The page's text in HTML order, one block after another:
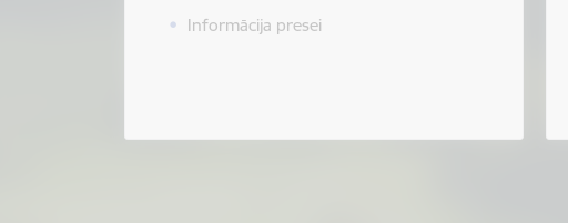
Informācija presei